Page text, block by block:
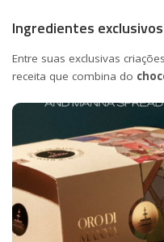
Ingredientes exclusivos
Entre suas exclusivas
receita que combina do